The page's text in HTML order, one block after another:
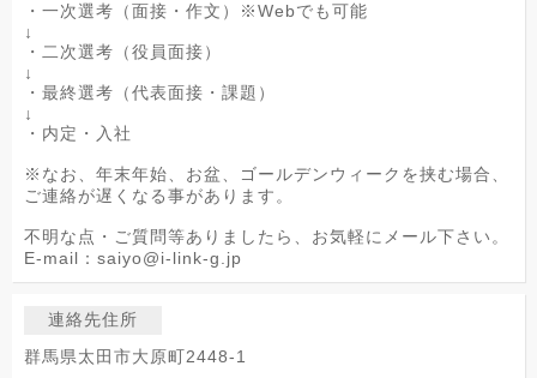
・一次選考（面接・作文）※Webでも可能
↓
・二次選考（役員面接）
↓
・最終選考（代表面接・課題）
↓
・内定・入社
※なお、年末年始、お盆、ゴールデンウィークを挟む場合、
ご連絡が遅くなる事があります。
不明な点・ご質問等ありましたら、お気軽にメール下さい。
E-mail：saiyo@i-link-g.jp
連絡先住所
群馬県太田市大原町2448-1